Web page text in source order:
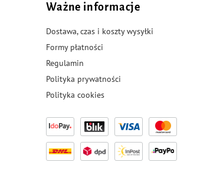
Ważne informacje
Dostawa, czas i koszty wysyłki
Formy płatności
Regulamin
Polityka prywatności
Polityka cookies